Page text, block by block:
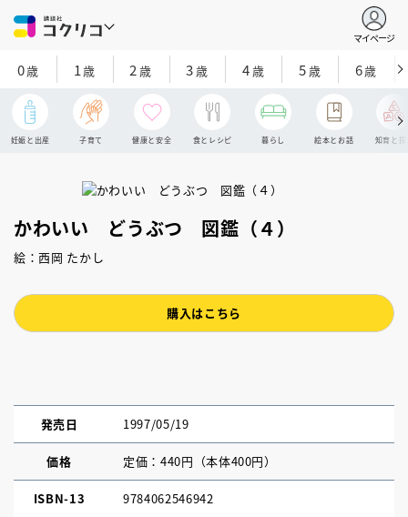
マイページ
0歳 1歳 2 歳 3歳 4歳 5歳 6歳
妊娠と出産 子育て 健康と安全 食とレシピ 暮らし 絵本とお話 知育と探
かわいい どうぶつ 図鑑（４）
絵：西岡 たかし
購入はこちら
発売日 1997/05/19
価格 定価：440円（本体400円）
ISBN-13 9784062546942